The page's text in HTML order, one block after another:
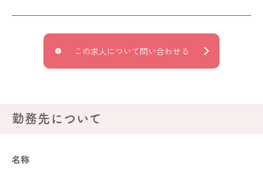
この求人について問い合わせる
勤務先について
名称